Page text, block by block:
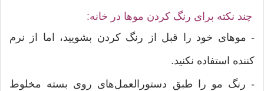
چند نکته برای رنگ کردن موها در خانه:
- موهای خود را قبل از رنگ کردن بشویید، اما از نرم
کننده استفاده نکنید.
- رنگ مو را طبق دستورالعمل‌های روی بسته مخلوط